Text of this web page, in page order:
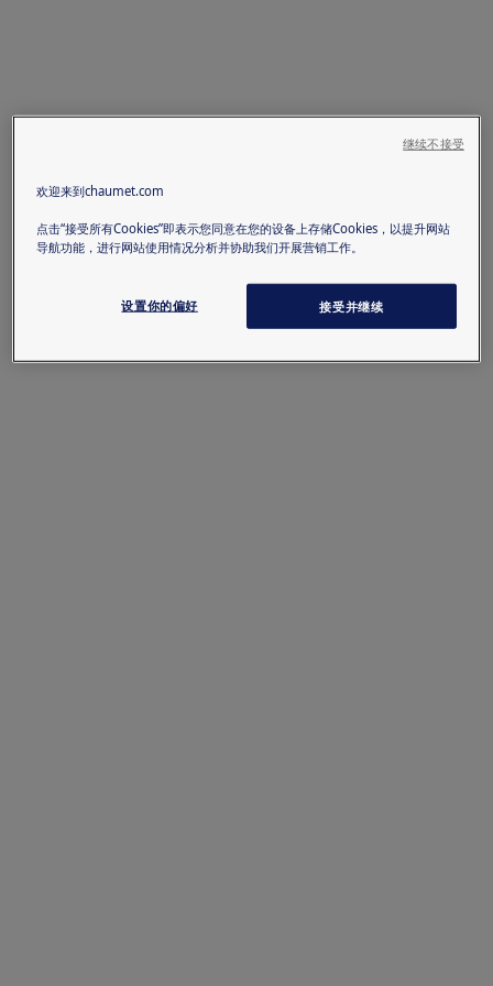
欢迎来到chaumet.com
点击“接受所有Cookies”即表示您同意在您的设备上存储Cookies，以提升网站
导航功能，进行网站使用情况分析并协助我们开展营销工作。
设置你的偏好 接受并继续
继续不接受